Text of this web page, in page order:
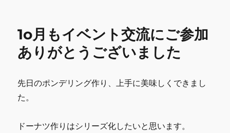
o
k
ベ
ト
流
会
1o月もイベント交流にご参加
ありがとうございました
先日のポンデリング作り、上手に美味しくできまし
た。
ドーナツ作りはシリーズ化したいと思います。